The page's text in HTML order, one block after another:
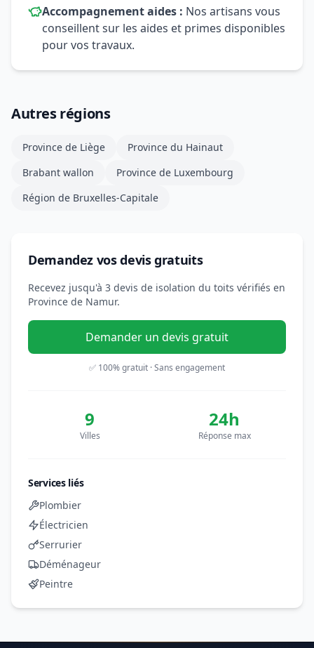
Accompagnement aides : Nos artisans vous
conseillent sur les aides et primes disponibles
pour vos travaux.
Autres régions
Province de Liège
Province du Hainaut
Brabant wallon
Province de Luxembourg
Région de Bruxelles-Capitale
Demandez vos devis gratuits
Recevez jusqu'à 3 devis de isolation du toits vérifiés en
Province de Namur.
Demander un devis gratuit
✅ 100% gratuit · Sans engagement
9
Villes
24h
Réponse max
Services liés
Plombier
Électricien
Serrurier
Déménageur
Peintre